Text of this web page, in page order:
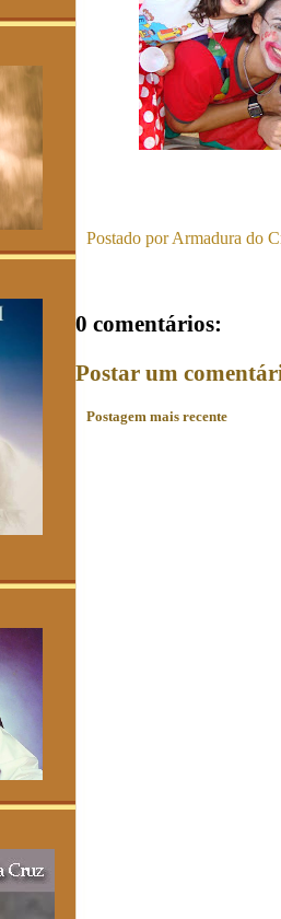
Postado porArmadura do
0 comentários:
Postar um
Postagem mais recente